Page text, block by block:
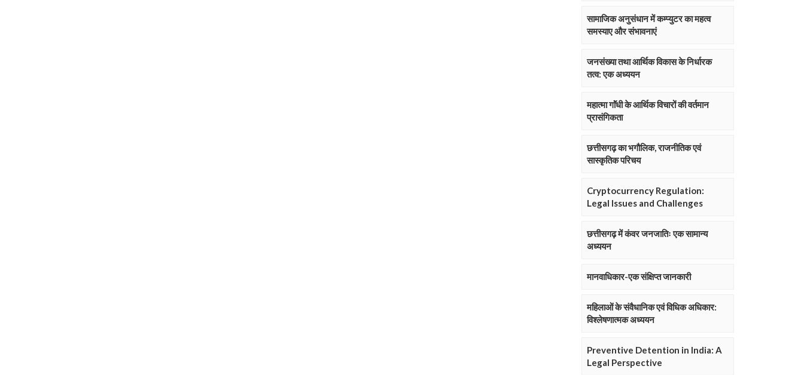
सामाजिक अनुसंधान में कम्प्युटर का महत्व
समस्याए और संभावनाएं
जनसंख्या तथा आर्थिक विकास के निर्धारक
तत्व: एक अध्ययन
महात्मा गाॅंधी के आर्थिक विचारों की वर्तमान
प्रासंगिकता
छत्तीसगढ़ का भगौलिक, राजनीतिक एवं
सास्कृतिक परिचय
Cryptocurrency Regulation:
Legal Issues and Challenges
छत्तीसगढ़ में कंवर जनजातिः एक सामान्य
अध्ययन
मानवाधिकार-एक संक्षिप्त जानकारी
महिलाओं के संवैधानिक एवं विधिक अधिकार:
विश्लेषणात्मक अध्ययन
Preventive Detention in India: A
Legal Perspective